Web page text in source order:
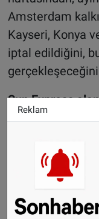
Amsterdam
Kayseri, Konya
iptal edildiğini,
Sun Express
Pegasus sefer
Sun Express,
kaos nedeniyle,
Şirket Ankara,
Reklam